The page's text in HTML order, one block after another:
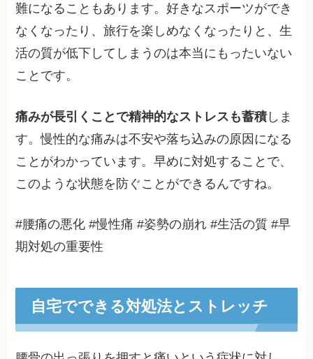
難になることもあります。好きなスポーツができ
なくなったり、旅行を楽しめなくなったりと、生
活の質が低下してしまうのは本当にもったいない
ことです。
痛みが長引くことで精神的なストレスも蓄積しま
す。慢性的な痛みは不安や落ち込みの原因になる
ことがわかっています。早めに対処することで、
このような状態を防ぐことができるんですね。
#腰痛の悪化 #慢性痛 #姿勢の崩れ #生活の質 #早
期対処の重要性
自宅でできる対処法とストレッチ